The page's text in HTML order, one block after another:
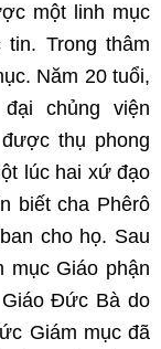
một linh mục
Trong thâm
Năm 20 tuổi,
chủng viện
thụ phong
lúc hai xứ đạo
biết cha Phêrô
cho họ. Sau
mục Giáo phận
Đức Bà do
Giám mục đã